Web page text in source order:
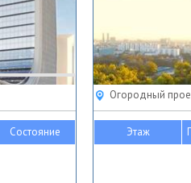
Состояние
Огородный
Этаж